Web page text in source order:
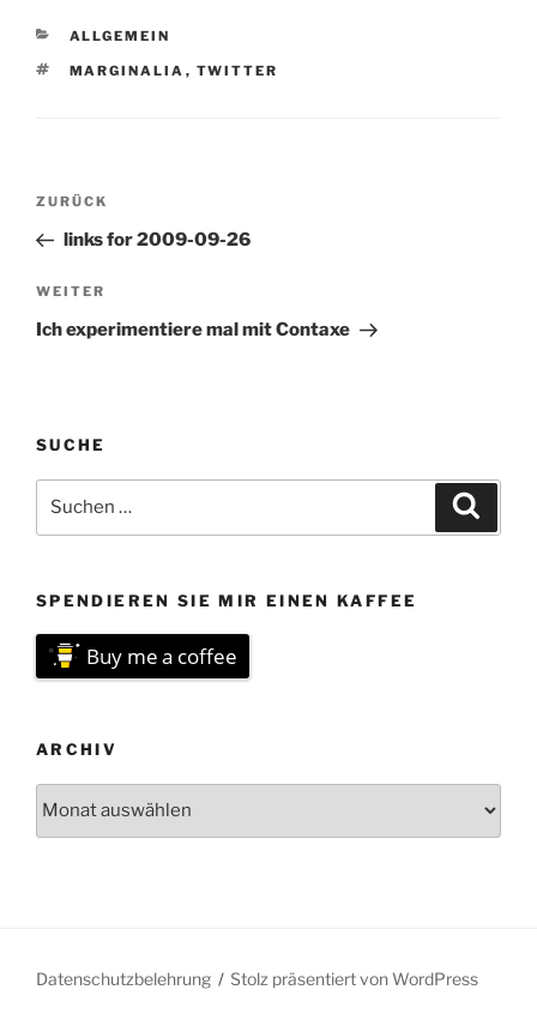
KATEGORIEN
ALLGEMEIN
SCHLAGWÖRTER
MARGINALIA , TWITTER
Beitragsnavigation
Vorheriger
Beitrag
ZURÜCK
links for 2009-09-26
Nächster
Beitrag
WEITER
Ich experimentiere mal mit Contaxe
SUCHE
nach:
SPENDIEREN SIE MIR EINEN KAFFEE
Buy me a coffee
ARCHIV
Datenschutzbelehrung Stolz präsentiert von WordPress